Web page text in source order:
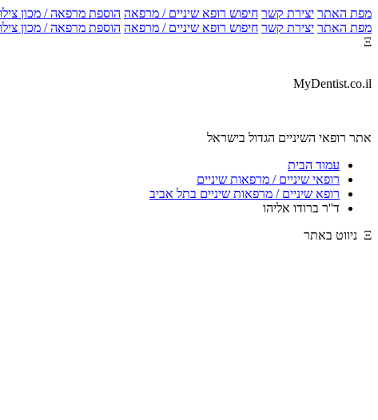
מפת האתר יצירת קשר חיפוש רופא שיניים / מרפאה הוספת מרפאה / מכון
מפת האתר יצירת קשר חיפוש רופא שיניים / מרפאה הוספת מרפאה / מכון
Ξ
MyDentist.co.il
אתר רופאי השיניים הגדול בישראל
עמוד הבית
רופאי שיניים / מרפאות שיניים
רופא שיניים / מרפאות שיניים בתל אביב
ד''ר ברודו אליהו
Ξ ניווט באתר